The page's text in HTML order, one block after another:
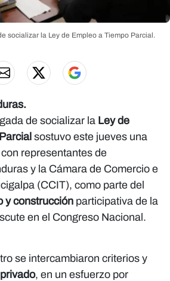
socializar la Ley de Empleo a Tiempo Parcial.
de socializar la Ley de
sostuvo este jueves una
representantes de
y la Cámara de Comercio e
(CCIT), como parte del
y construcción participativa de la
en el Congreso Nacional.
se intercambiaron criterios y
, en un esfuerzo por